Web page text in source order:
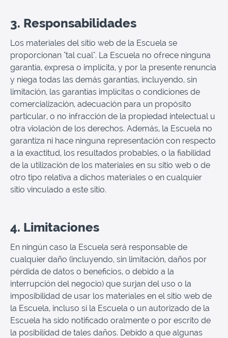
3. Responsabilidades
Los materiales del sitio web de la Escuela se
proporcionan "tal cual". La Escuela no ofrece ninguna
garantía, expresa o implícita, y por la presente renuncia
y niega todas las demás garantías, incluyendo, sin
limitación, las garantías implícitas o condiciones de
comercialización, adecuación para un propósito
particular, o no infracción de la propiedad intelectual u
otra violación de los derechos. Además, la Escuela no
garantiza ni hace ninguna representación con respecto
a la exactitud, los resultados probables, o la fiabilidad
de la utilización de los materiales en su sitio web o de
otro tipo relativa a dichos materiales o en cualquier
sitio vinculado a este sitio.
4. Limitaciones
En ningún caso la Escuela será responsable de
cualquier daño (incluyendo, sin limitación, daños por
pérdida de datos o beneficios, o debido a la
interrupción del negocio) que surjan del uso o la
imposibilidad de usar los materiales en el sitio web de
la Escuela, incluso si la Escuela o un autorizado de la
Escuela ha sido notificado oralmente o por escrito de
la posibilidad de tales daños. Debido a que algunas